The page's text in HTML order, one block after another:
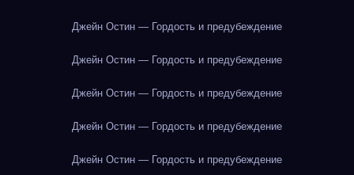
Джейн Остин — Гордость и предубеждение
Джейн Остин — Гордость и предубеждение
Джейн Остин — Гордость и предубеждение
Джейн Остин — Гордость и предубеждение
Джейн Остин — Гордость и предубеждение